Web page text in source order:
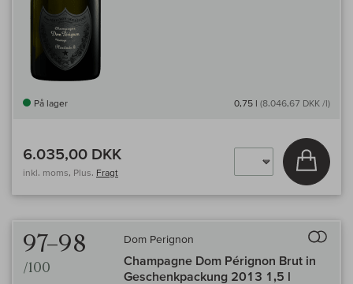
På lager 0,75 l (8.046,67 DKK /l)
6.035,00 DKK
inkl. moms, Plus. Fragt
Læg i
97–98
/100
Dom Perignon
Champagne Dom Pérignon Brut in
Geschenkpackung 2013 1,5 l